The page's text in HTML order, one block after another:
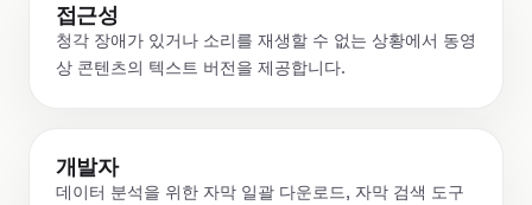
접근성
청각 장애가 있거나 소리를 재생할 수 없는 상황에서 동영
상 콘텐츠의 텍스트 버전을 제공합니다.
개발자
데이터 분석을 위한 자막 일괄 다운로드, 자막 검색 도구